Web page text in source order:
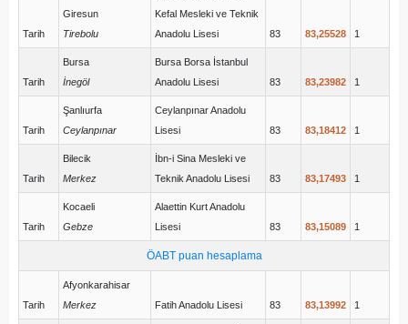
Tarih
Giresun
Tirebolu
Kefal Mesleki ve Teknik
Anadolu Lisesi
83 83,25528 1
Tarih
Bursa
İnegöl
Bursa Borsa İstanbul
Anadolu Lisesi
83 83,23982 1
Tarih
Şanlıurfa
Ceylanpınar
Ceylanpınar Anadolu
Lisesi
83 83,18412 1
Tarih
Bilecik
Merkez
İbn-i Sina Mesleki ve
Teknik Anadolu Lisesi
83 83,17493 1
Tarih
Kocaeli
Gebze
Alaettin Kurt Anadolu
Lisesi
83 83,15089 1
ÖABT puan hesaplama
Tarih
Afyonkarahisar
Merkez
Fatih Anadolu Lisesi 83 83,13992 1